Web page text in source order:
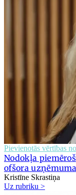
Pievienotās vērtības
Nodokļa
ofšora
Kristīne Skrastiņa
Uz rubriku >